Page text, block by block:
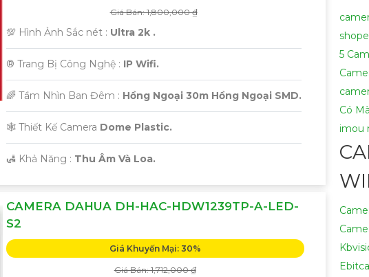
Giá Bán: 1,800,000 ₫
💯 Hình Ảnh Sắc nét : Ultra 2k .
®️ Trang Bị Công Nghệ : IP Wifi.
🌈 Tầm Nhìn Ban Đêm : Hồng Ngoại 30m Hồng Ngoại SMD.
🕸️ Thiết Kế Camera Dome Plastic.
️🛃 Khả Năng : Thu Âm Và Loa.
CAMERA DAHUA DH-HAC-HDW1239TP-A-LED-
S2
Giá Khuyến Mại: 30%
Giá Bán: 1,712,000 ₫
5
Có
imou